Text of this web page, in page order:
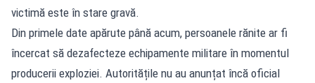
victimă este în stare gravă.
Din primele date apărute până acum, persoanele rănite ar fi
încercat să dezafecteze echipamente militare în momentul
producerii exploziei. Autoritățile nu au anunțat încă oficial